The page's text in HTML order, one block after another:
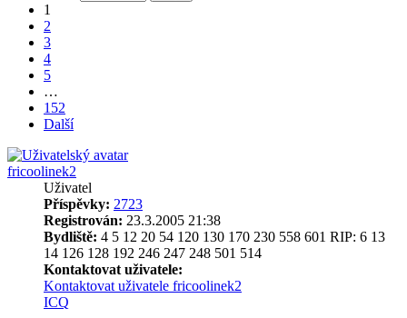
1
2
3
4
5
…
152
Další
fricoolinek2
Uživatel
Příspěvky: 2723
Registrován: 23.3.2005 21:38
Bydliště: 4 5 12 20 54 120 130 170 230 558 601 RIP: 6 13
14 126 128 192 246 247 248 501 514
Kontaktovat uživatele:
Kontaktovat uživatele fricoolinek2
ICQ